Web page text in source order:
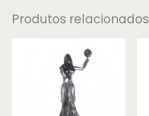
Produtos relacionados